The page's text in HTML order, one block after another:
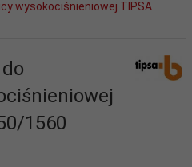
wysokociśnieniowej TIPSA
1560